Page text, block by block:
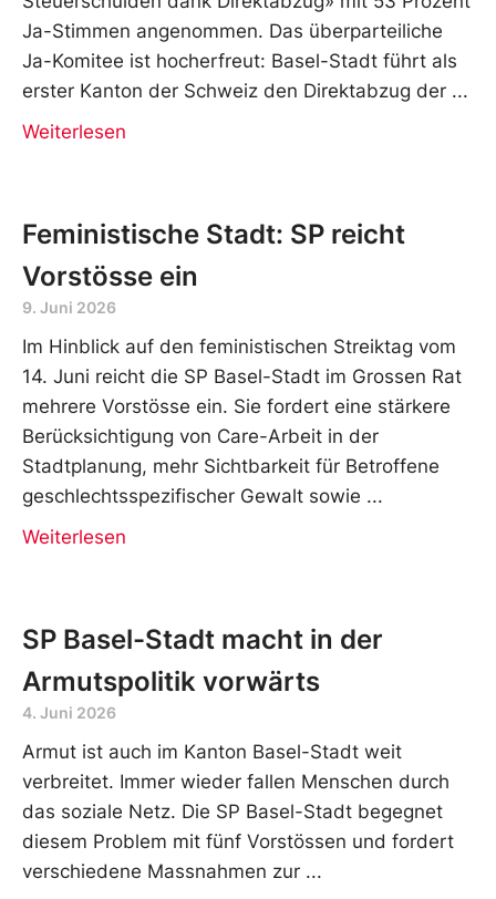
Ja-Stimmen angenommen. Das überparteiliche
Ja-Komitee ist hocherfreut: Basel-Stadt führt als
erster Kanton der Schweiz den Direktabzug der
Weiterlesen
Feministische Stadt: SP reicht
Vorstösse ein
9. Juni 2026
Im Hinblick auf den feministischen Streiktag vom
14. Juni reicht die SP Basel-Stadt im Grossen Rat
mehrere Vorstösse ein. Sie fordert eine stärkere
Berücksichtigung von Care-Arbeit in der
Stadtplanung, mehr Sichtbarkeit für Betroffene
geschlechtsspezifischer Gewalt sowie
Weiterlesen
SP Basel-Stadt macht in der
Armutspolitik vorwärts
4. Juni 2026
Armut ist auch im Kanton Basel-Stadt weit
verbreitet. Immer wieder fallen Menschen durch
das soziale Netz. Die SP Basel-Stadt begegnet
diesem Problem mit fünf Vorstössen und fordert
verschiedene Massnahmen zur